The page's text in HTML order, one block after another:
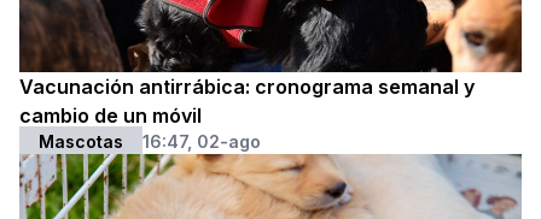
Vacunación antirrábica: cronograma semanal y
cambio de un móvil
Mascotas 16:47, 02-ago